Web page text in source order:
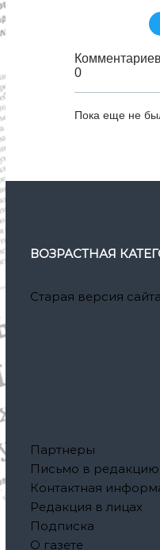
0
Пока еще не
ВОЗРАСТНАЯ
Старая версия сайта
Партнеры
Письмо в редакцию
Контактная
Редакция в лицах
Подписка
О газете